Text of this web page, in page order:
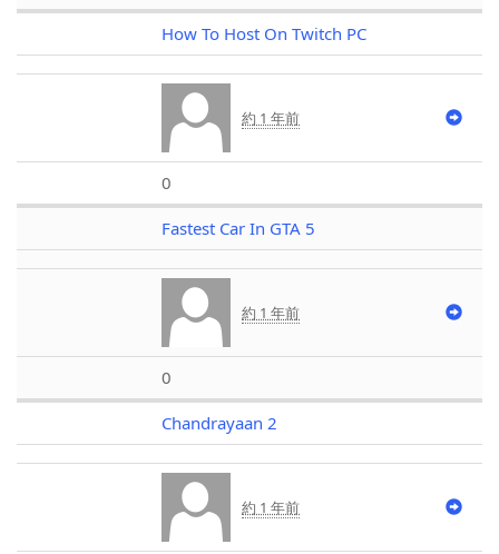
How To Host On Twitch PC
約 1 年前
0
Fastest Car In GTA 5
約 1 年前
0
Chandrayaan 2
約 1 年前